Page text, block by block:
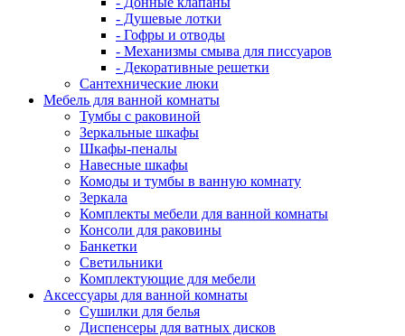
- Душевые лотки
- Гофры и отводы
- Механизмы смыва для писсуаров
- Декоративные решетки
Сантехнические люки
Мебель для ванной комнаты
Тумбы с раковиной
Зеркальные шкафы
Шкафы-пеналы
Навесные шкафы
Комоды и тумбы в ванную комнату
Зеркала
Комплекты мебели для ванной комнаты
Консоли для раковины
Банкетки
Светильники
Комплектующие для мебели
Аксессуары для ванной комнаты
Сушилки для белья
Диспенсеры для ватных дисков